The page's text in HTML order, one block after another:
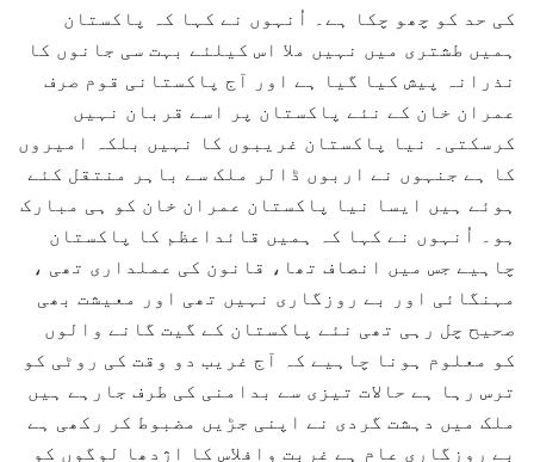
کی حد کو چھو چکا ہے۔ اُنہوں نے کہا کہ پاکستان
ہمیں طشتری میں نہیں ملا اس کیلئے بہت سی جانوں کا
نذرانہ پیش کیا گیا ہے اور آج پاکستانی قوم صرف
عمران خان کے نئے پاکستان پر اسے قربان نہیں
کرسکتی۔ نیا پاکستان غریبوں کا نہیں بلکہ امیروں
کا ہے جنہوں نے اربوں ڈالر ملک سے باہر منتقل کئے
ہوئے ہیں ایسا نیا پاکستان عمران خان کو ہی مبارک
ہو۔ اُنہوں نے کہا کہ ہمیں قائداعظم کا پاکستان
چاہیے جس میں انصاف تھا، قانون کی عملداری تھی ،
مہنگائی اور بے روزگاری نہیں تھی اور معیشت بھی
صحیح چل رہی تھی نئے پاکستان کے گیت گانے والوں
کو معلوم ہونا چاہیے کہ آج غریب دو وقت کی روٹی کو
ترس رہا ہے حالات تیزی سے بدامنی کی طرف جارہے ہیں
ملک میں دہشت گردی نے اپنی جڑیں مضبوط کر رکھی ہے
بے روزگاری عام ہے غربت وافلاس کا اژدھا لوگوں کو